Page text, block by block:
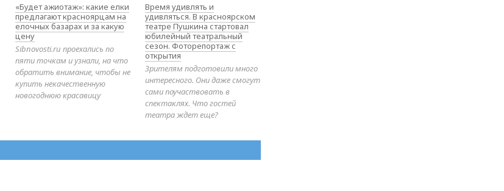
«Будет ажиотаж»: какие елки
предлагают красноярцам на
елочных базарах и за какую
цену
Sibnovosti.ru проехались по
пяти точкам и узнали, на что
обратить внимание, чтобы не
купить некачественную
новогоднюю красавицу
Время удивлять и
удивляться. В красноярском
театре Пушкина стартовал
юбилейный театральный
сезон. Фоторепортаж с
открытия
Зрителям подготовили много
интересного. Они даже смогут
сами поучаствовать в
спектаклях. Что гостей
театра ждет еще?